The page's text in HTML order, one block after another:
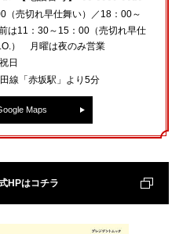
（売切れ早仕舞い）／18：00～
は11：30～15：00（売切れ早仕
） 月曜は夜のみ営業
日
線「赤坂駅」より5分
Maps
HPはコチラ